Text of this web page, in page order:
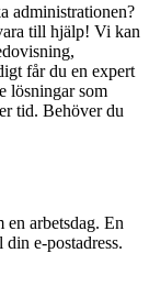
administrationen?
till hjälp! Vi kan
får du en expert
lösningar som
tid. Behöver du
arbetsdag. En
e-postadress.